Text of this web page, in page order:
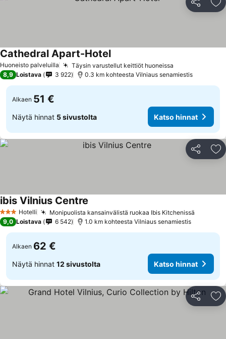
Jaa
Huoneisto palveluilla Täysin varustellut keittiöt huoneissa
Cathedral Apart-HotelKatso hinnat
8,9 Loistava 3 922 0.3 km kohteesta Vilniaus senamiestis
Alkaen 51 €
Näytä hinnat 5 sivustolta Katso hinnat
Jaa
3 Tähtiluokitus
Hotelli Monipuolista kansainvälistä ruokaa Ibis Kitchenissä
ibis Vilnius Centre
9,0 Loistava 6 542 1.0 km kohteesta Vilniaus senamiestis
Alkaen 62 €
Näytä hinnat 12 sivustolta Katso hinnat
Jaa